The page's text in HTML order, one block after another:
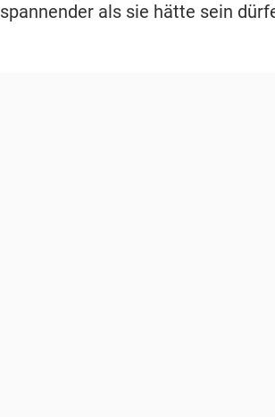
spannender als sie hätte sein